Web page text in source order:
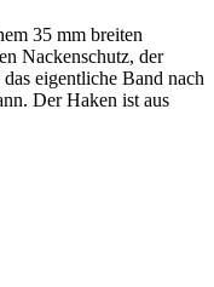
35 mm breiten
Nackenschutz, der
eigentliche Band nach
Der Haken ist aus